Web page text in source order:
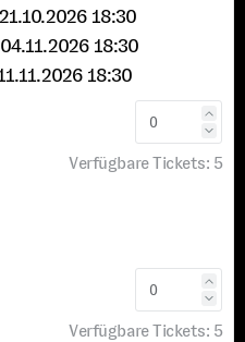
18:30
18:30
18:30
Verfügbare Tickets: 5
Verfügbare Tickets: 5